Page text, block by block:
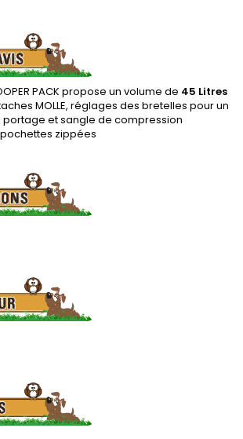
PACK propose un volume de 45 Litres
MOLLE, réglages des bretelles pour un
et sangle de compression
zippées